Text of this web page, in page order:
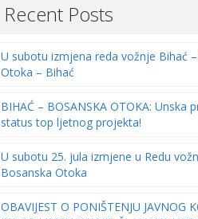
Recent Posts
U subotu izmjena reda vožnje Bihać
Otoka – Bihać
BIHAĆ – BOSANSKA OTOKA: Unska
status top ljetnog projekta!
U subotu 25. jula izmjene u Redu
Bosanska Otoka
OBAVIJEST O PONIŠTENJU JAVNOG